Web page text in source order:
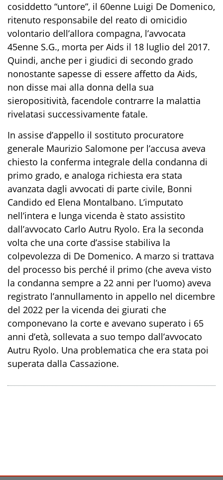
cosiddetto “untore”, il 60enne Luigi De Domenico,
ritenuto responsabile del reato di omicidio
volontario dell’allora compagna, l’avvocata
45enne S.G., morta per Aids il 18 luglio del 2017.
Quindi, anche per i giudici di secondo grado
nonostante sapesse di essere affetto da Aids,
non disse mai alla donna della sua
sieropositività, facendole contrarre la malattia
rivelatasi successivamente fatale.
In assise d’appello il sostituto procuratore
generale Maurizio Salomone per l’accusa aveva
chiesto la conferma integrale della condanna di
primo grado, e analoga richiesta era stata
avanzata dagli avvocati di parte civile, Bonni
Candido ed Elena Montalbano. L’imputato
nell’intera e lunga vicenda è stato assistito
dall’avvocato Carlo Autru Ryolo. Era la seconda
volta che una corte d’assise stabiliva la
colpevolezza di De Domenico. A marzo si trattava
del processo bis perché il primo (che aveva visto
la condanna sempre a 22 anni per l’uomo) aveva
registrato l’annullamento in appello nel dicembre
del 2022 per la vicenda dei giurati che
componevano la corte e avevano superato i 65
anni d’età, sollevata a suo tempo dall’avvocato
Autru Ryolo. Una problematica che era stata poi
superata dalla Cassazione.